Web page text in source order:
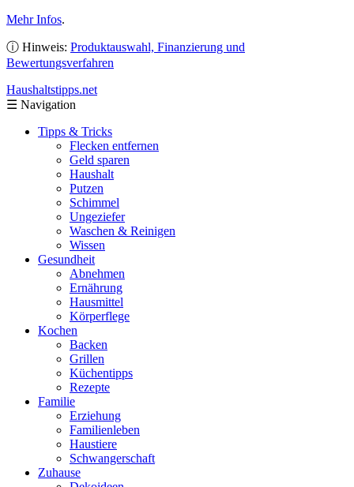
Mehr Infos.
ⓘ Hinweis: Produktauswahl, Finanzierung und
Bewertungsverfahren
Haushaltstipps.net
☰ Navigation
Tipps & Tricks
Flecken entfernen
Geld sparen
Haushalt
Putzen
Schimmel
Ungeziefer
Waschen & Reinigen
Wissen
Gesundheit
Abnehmen
Ernährung
Hausmittel
Körperflege
Kochen
Backen
Grillen
Küchentipps
Rezepte
Familie
Erziehung
Familienleben
Haustiere
Schwangerschaft
Zuhause